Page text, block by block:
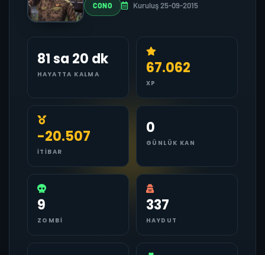
CONO Kuruluş 25-09-2015
81 sa 20 dk
HAYATTA KALMA 67.062
XP
-20.507
İTIBAR
0
GÜNLÜK KAN
9
ZOMBI
337
HAYDUT